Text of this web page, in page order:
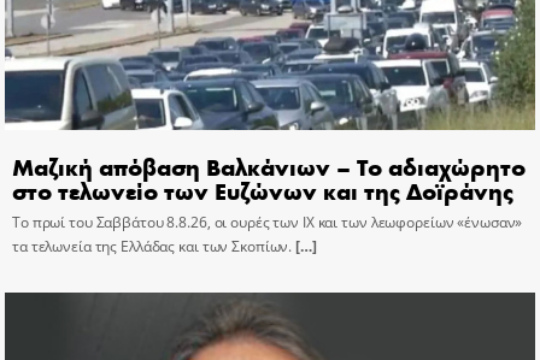
Μαζική απόβαση Βαλκάνιων – Το αδιαχώρητο
στο τελωνείο των Ευζώνων και της Δοϊράνης
Το πρωί του Σαββάτου 8.8.26, οι ουρές των ΙΧ και των λεωφορείων «ένωσαν»
τα τελωνεία της Ελλάδας και των Σκοπίων.[…]